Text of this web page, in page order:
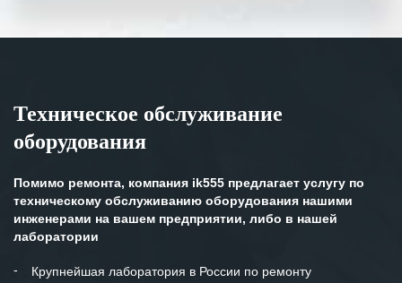
Особенно хочется отметить высокую
клиентоориентированность
готовность помочь в самых сложных
Мы высоко ценим сложившиеся
и доверительные партнерские
Техническое обслуживание
оборудования
Помимо ремонта, компания ik555 предлагает услугу по
техническому обслуживанию оборудования нашими
инженерами на вашем предприятии, либо в нашей
лаборатории
Крупнейшая лаборатория в России по ремонту